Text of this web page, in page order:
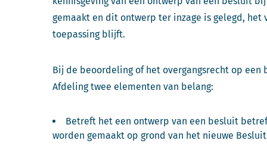
gemaakt en dit ontwerp ter inzage is gelegd,
toepassing blijft.
Bij de beoordeling of het overgangsrecht op
Afdeling twee elementen van belang:
Betreft het een ontwerp van een besluit
worden gemaakt op grond van het nieuwe